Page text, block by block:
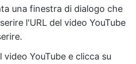
una finestra di dialogo che
l'URL del video YouTube
video YouTube e clicca su